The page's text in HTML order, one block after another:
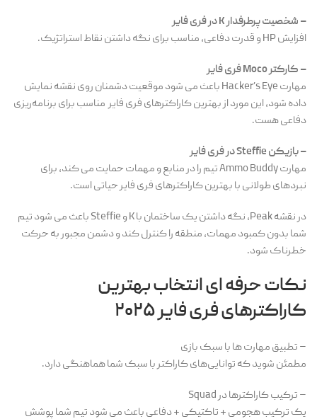
– شخصیت پرطرفدار K در فری فایر
افزایش HP و قدرت دفاعی، مناسب برای نگه داشتن نقاط استراتژیک.
– کارکتر Moco فری فایر
مهارت Hacker’s Eye باعث می شود موقعیت دشمنان روی نقشه نمایش
داده شود، این مورد از بهترین کاراکترهای فری فایر مناسب برای برنامه‌ریزی
دفاعی هست.
– بازیکن Steffie در فری فایر
مهارت Ammo Buddy تیم را در منابع و مهمات حمایت می کند، برای
نبردهای طولانی با بهترین کاراکترهای فری فایر حیاتی است.
در نقشه Peak، نگه داشتن یک ساختمان با K و Steffie باعث می شود تیم
شما بدون کمبود مهمات، منطقه را کنترل کند و دشمن مجبور به حرکت
خطرناک شود.
نکات حرفه ای انتخاب بهترین
کاراکترهای فری فایر ۲۰۲۵
– تطبیق مهارت ها با سبک بازی
مطمئن شوید که توانایی‌های کاراکتر با سبک شما هماهنگی دارد.
– ترکیب کاراکترها در Squad
یک ترکیب هجومی + تاکتیکی + دفاعی باعث می شود تیم شما پوشش